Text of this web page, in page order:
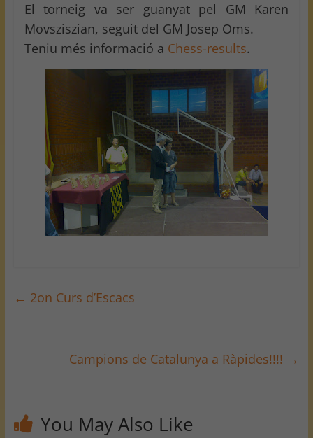
El torneig va ser guanyat pel GM Karen
Movsziszian, seguit del GM Josep Oms.
Teniu més informació a Chess-results.
← 2on Curs d’Escacs
Campions de Catalunya a Ràpides!!!! →
You May Also Like